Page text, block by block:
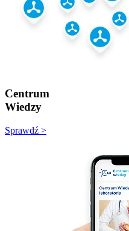
Centrum
Wiedzy
Sprawdź >